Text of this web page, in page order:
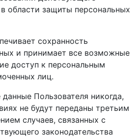
области защиты персональных
сохранность
и принимает все возможные
доступ к персональным
лиц.
Пользователя никогда,
не будут переданы третьим
случаев, связанных с
законодательства